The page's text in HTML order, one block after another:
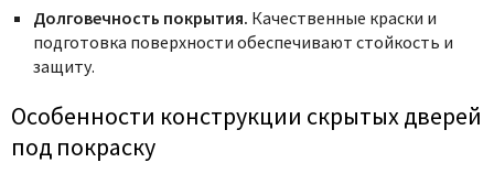
Долговечность покрытия. Качественные краски и
подготовка поверхности обеспечивают стойкость и
защиту.
Особенности конструкции скрытых дверей
под покраску